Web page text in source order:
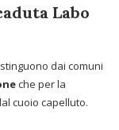
Labo
dai comuni
che per la
cuoio capelluto.